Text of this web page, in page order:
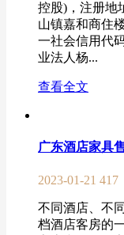
控股)，注册地
山镇嘉和商住
一社会信用代
业法人杨...
查看全文
广东酒店家具
2023-01-21 417
不同酒店、不
档酒店客房的